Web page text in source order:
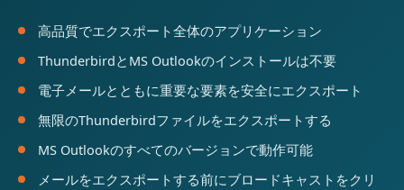
高品質でエクスポート全体のアプリケーション
ThunderbirdとMS Outlookのインストールは不要
電子メールとともに重要な要素を安全にエクスポート
無限のThunderbirdファイルをエクスポートする
MS Outlookのすべてのバージョンで動作可能
メールをエクスポートする前にブロードキャストをクリ